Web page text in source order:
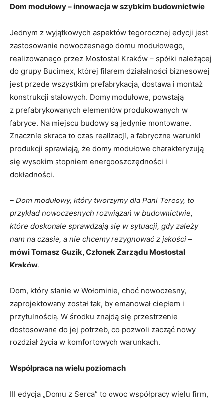
Dom modułowy – innowacja w szybkim budownictwie
Jednym z wyjątkowych aspektów tegorocznej edycji jest
zastosowanie nowoczesnego domu modułowego,
realizowanego przez Mostostal Kraków – spółki należącej
do grupy Budimex, której filarem działalności biznesowej
jest przede wszystkim prefabrykacja, dostawa i montaż
konstrukcji stalowych. Domy modułowe, powstają
z prefabrykowanych elementów produkowanych w
fabryce. Na miejscu budowy są jedynie montowane.
Znacznie skraca to czas realizacji, a fabryczne warunki
produkcji sprawiają, że domy modułowe charakteryzują
się wysokim stopniem energooszczędności i
dokładności.
– Dom modułowy, który tworzymy dla Pani Teresy, to
przykład nowoczesnych rozwiązań w budownictwie,
które doskonale sprawdzają się w sytuacji, gdy zależy
nam na czasie, a nie chcemy rezygnować z jakości –
mówi Tomasz Guzik, Członek Zarządu Mostostal
Kraków.
Dom, który stanie w Wołominie, choć nowoczesny,
zaprojektowany został tak, by emanował ciepłem i
przytulnością. W środku znajdą się przestrzenie
dostosowane do jej potrzeb, co pozwoli zacząć nowy
rozdział życia w komfortowych warunkach.
Współpraca na wielu poziomach
III edycja „Domu z Serca” to owoc współpracy wielu firm,